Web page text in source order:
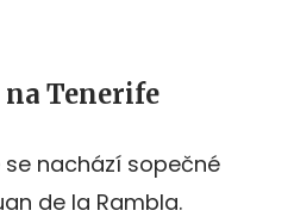
na Tenerife
se nachází sopečné
de la Rambla.